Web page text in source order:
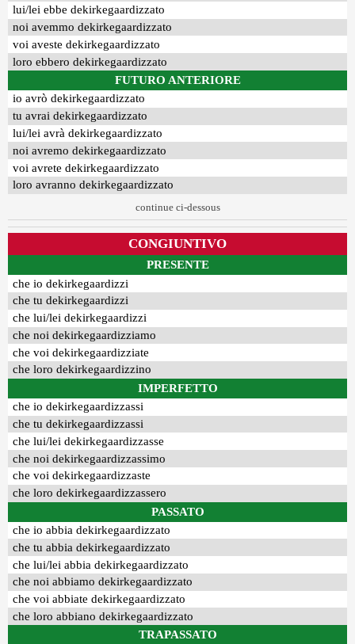
lui/lei ebbe dekirkegaardizzato
noi avemmo dekirkegaardizzato
voi aveste dekirkegaardizzato
loro ebbero dekirkegaardizzato
FUTURO ANTERIORE
io avrò dekirkegaardizzato
tu avrai dekirkegaardizzato
lui/lei avrà dekirkegaardizzato
noi avremo dekirkegaardizzato
voi avrete dekirkegaardizzato
loro avranno dekirkegaardizzato
continue ci-dessous
CONGIUNTIVO
PRESENTE
che io dekirkegaardizzi
che tu dekirkegaardizzi
che lui/lei dekirkegaardizzi
che noi dekirkegaardizziamo
che voi dekirkegaardizziate
che loro dekirkegaardizzino
IMPERFETTO
che io dekirkegaardizzassi
che tu dekirkegaardizzassi
che lui/lei dekirkegaardizzasse
che noi dekirkegaardizzassimo
che voi dekirkegaardizzaste
che loro dekirkegaardizzassero
PASSATO
che io abbia dekirkegaardizzato
che tu abbia dekirkegaardizzato
che lui/lei abbia dekirkegaardizzato
che noi abbiamo dekirkegaardizzato
che voi abbiate dekirkegaardizzato
che loro abbiano dekirkegaardizzato
TRAPASSATO